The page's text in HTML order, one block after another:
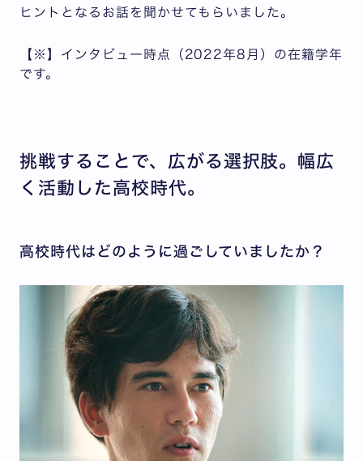
ヒントとなるお話を聞かせてもらいました。
【※】インタビュー時点（2022年8月）の在籍学年
です。
挑戦することで、広がる選択肢。幅広
く活動した高校時代。
高校時代はどのように過ごしていましたか？